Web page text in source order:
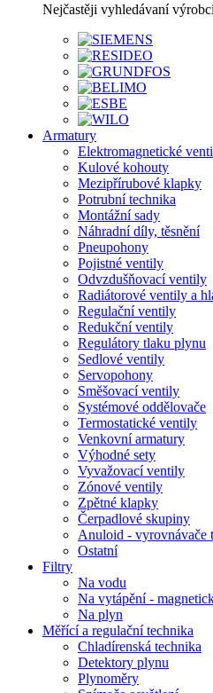
Nejčastěji vyhledávaní
Armatury
Elektromagnetické
Kulové kohouty
Mezipřírubové klapky
Potrubní technika
Montážní sady
Náhradní díly, těsnění
Pneupohony
Pojistné ventily
Odvzdušňovací ventily
Radiátorové ventily a
Regulační ventily
Redukční ventily
Regulátory tlaku plynu
Sedlové ventily
Servopohony
Směšovací ventily
Systémové oddělovače
Termostatické ventily
Venkovní armatury
Výhodné sety
Vyvažovací ventily
Zónové ventily
Zpětné klapky
Čerpadlové skupiny
Anuloid - vyrovnávače
Ostatní
Filtry
Na vodu
Na vytápění -
Na plyn
Měřící a regulační technika
Chladírenská technika
Detektory plynu
Plynoměry